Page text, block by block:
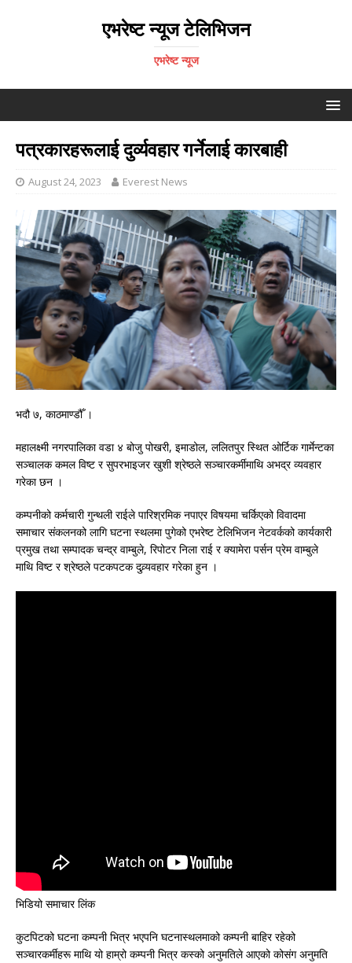
एभरेष्ट न्यूज टेलिभिजन
एभरेष्ट न्यूज
पत्रकारहरूलाई दुर्व्यवहार गर्नेलाई कारबाही
August 24, 2023 Everest News
भदौ ७, काठमाण्डौँ ।
महालक्ष्मी नगरपालिका वडा ४ बोजु पोखरी, इमाडोल, ललितपुर स्थित ओर्टिक गार्मेन्टका
सञ्चालक कमल विष्ट र सुपरभाइजर खुशी श्रेष्ठले सञ्चारकर्मीमाथि अभद्र व्यवहार
गरेका छन ।
कम्पनीको कर्मचारी गुन्थली राईले पारिश्रमिक नपाएर विषयमा चर्किएको विवादमा
समाचार संकलनको लागि घटना स्थलमा पुगेको एभरेष्ट टेलिभिजन नेटवर्कको कार्यकारी
प्रमुख तथा सम्पादक चन्द्र वाम्बुले, रिपोटर निला राई र क्यामेरा पर्सन प्रेम वाम्बुले
माथि विष्ट र श्रेष्ठले पटकपटक दुव्र्यवहार गरेका हुन ।
भिडियो समाचार लिंक
कुटपिटको घटना कम्पनी भित्र भएपनि घटनास्थलमाको कम्पनी बाहिर रहेको
सञ्चारकर्मीहरू माथि यो हाम्रो कम्पनी भित्र कस्को अनुमतिले आएको कोसंग अनुमति